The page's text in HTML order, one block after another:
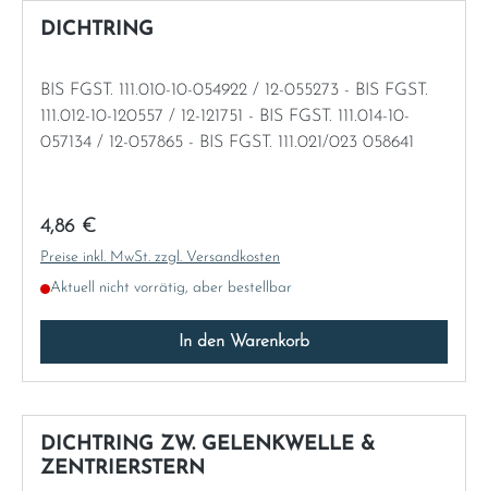
DICHTRING
BIS FGST. 111.010-10-054922 / 12-055273 - BIS FGST.
111.012-10-120557 / 12-121751 - BIS FGST. 111.014-10-
057134 / 12-057865 - BIS FGST. 111.021/023 058641
Regulärer Preis:
4,86 €
Preise inkl. MwSt. zzgl. Versandkosten
Aktuell nicht vorrätig, aber bestellbar
In den Warenkorb
DICHTRING ZW. GELENKWELLE &
ZENTRIERSTERN
Norway
Österreich
Poland
Romania
Slovakia
Spain